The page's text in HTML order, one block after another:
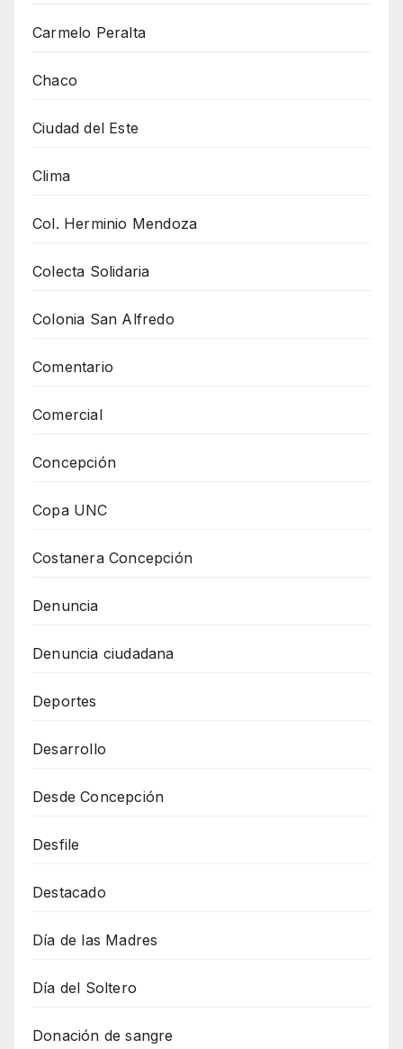
Carmelo Peralta
Chaco
Ciudad del Este
Clima
Col. Herminio Mendoza
Colecta Solidaria
Colonia San Alfredo
Comentario
Comercial
Concepción
Copa UNC
Costanera Concepción
Denuncia
Denuncia ciudadana
Deportes
Desarrollo
Desde Concepción
Desfile
Destacado
Día de las Madres
Día del Soltero
Donación de sangre